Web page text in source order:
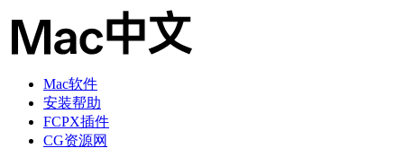
Mac软件
安装帮助
FCPX插件
CG资源网